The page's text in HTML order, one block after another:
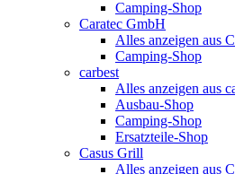
Camping-Shop
Caratec GmbH
Alles anzeigen aus
Camping-Shop
carbest
Alles anzeigen aus
Ausbau-Shop
Camping-Shop
Ersatzteile-Shop
Casus Grill
Alles anzeigen aus